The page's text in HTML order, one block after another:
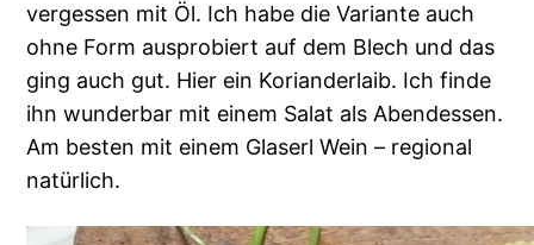
vergessen mit Öl. Ich habe die Variante auch
ohne Form ausprobiert auf dem Blech und das
ging auch gut. Hier ein Korianderlaib. Ich finde
ihn wunderbar mit einem Salat als Abendessen.
Am besten mit einem Glaserl Wein – regional
natürlich.